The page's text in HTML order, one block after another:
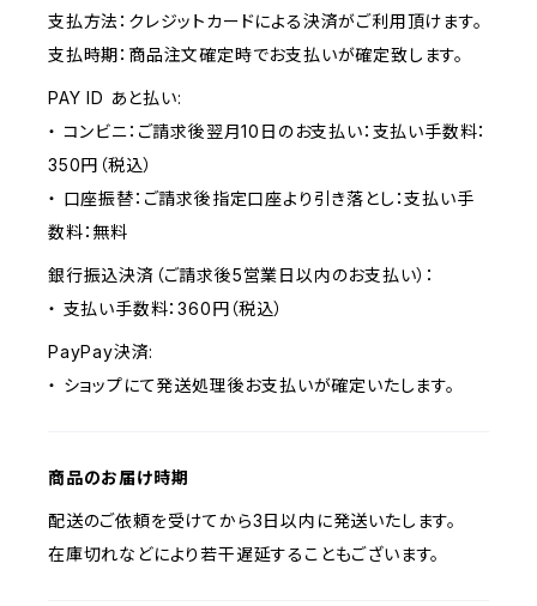
支払方法：クレジットカードによる決済がご利用頂けます。
支払時期：商品注文確定時でお支払いが確定致します。
PAY ID あと払い:
・ コンビニ：ご請求後翌月10日のお支払い：支払い手数料：
350円（税込）
・ 口座振替：ご請求後指定口座より引き落とし：支払い手
数料：無料
銀行振込決済（ご請求後5営業日以内のお支払い）：
・ 支払い手数料：360円（税込）
PayPay決済:
・ ショップにて発送処理後お支払いが確定いたします。
商品のお届け時期
配送のご依頼を受けてから3日以内に発送いたします。
在庫切れなどにより若干遅延することもございます。